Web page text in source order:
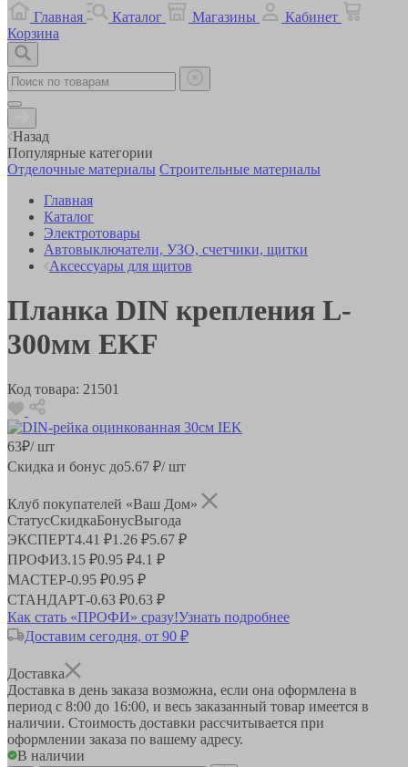
Главная
Каталог Магазины
Кабинет
Корзина
Назад
Популярные категории
Отделочные материалы Строительные материалы
Главная
Каталог
Электротовары
Автовыключатели, УЗО, счетчики, щитки
Аксессуары для щитов
Планка DIN крепления L-
300мм EKF
Код товара: 21501
63₽/ шт
Скидка и бонус до5.67 ₽/ шт
Клуб покупателей «Ваш Дом»
СтатусСкидкаБонусВыгода
ЭКСПЕРТ4.41 ₽1.26 ₽5.67 ₽
ПРОФИ3.15 ₽0.95 ₽4.1 ₽
МАСТЕР-0.95 ₽0.95 ₽
СТАНДАРТ-0.63 ₽0.63 ₽
Как стать «ПРОФИ» сразу!Узнать подробнее
Доставим сегодня, от 90 ₽
Доставка
Доставка в день заказа возможна, если она оформлена в
период с 8:00 до 16:00, и весь заказанный товар имеется в
наличии. Стоимость доставки рассчитывается при
оформлении заказа по вашему адресу.
В наличии